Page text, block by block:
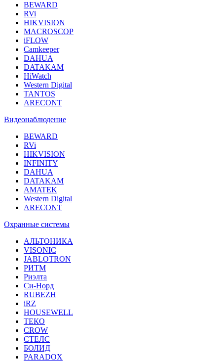
BEWARD
RVi
HIKVISION
MACROSCOP
iFLOW
Camkeeper
DAHUA
DATAKAM
HiWatch
Western Digital
TANTOS
ARECONT
Видеонаблюдение
BEWARD
RVi
HIKVISION
INFINITY
DAHUA
DATAKAM
AMATEK
Western Digital
ARECONT
Охранные системы
АЛЬТОНИКА
VISONIC
JABLOTRON
РИТМ
Риэлта
Си-Норд
RUBEZH
iRZ
HOUSEWELL
ТЕКО
CROW
СТЕЛС
БОЛИД
PARADOX